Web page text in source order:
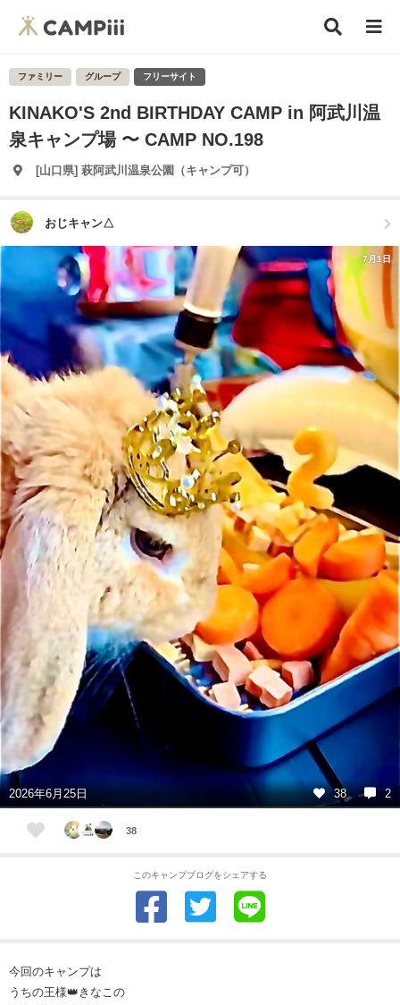
ファミリー グループ フリーサイト
KINAKO'S 2nd BIRTHDAY CAMP in 阿武川温
泉キャンプ場 〜 CAMP NO.198
[山口県] 萩阿武川温泉公園（キャンプ可）
おじキャン△
7月1日
2026年6月25日 38 2
38
このキャンプブログをシェアする
今回のキャンプは
うちの王様👑きなこの